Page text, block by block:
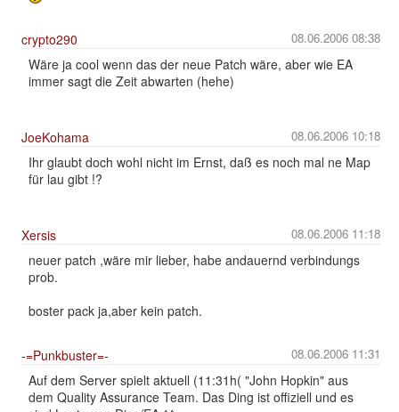
08.06.2006 08:38
crypto290
Wäre ja cool wenn das der neue Patch wäre, aber wie EA
immer sagt die Zeit abwarten (hehe)
08.06.2006 10:18
JoeKohama
Ihr glaubt doch wohl nicht im Ernst, daß es noch mal ne Map
für lau gibt !?
08.06.2006 11:18
Xersis
neuer patch ,wäre mir lieber, habe andauernd verbindungs
prob.
boster pack ja,aber kein patch.
08.06.2006 11:31
-=Punkbuster=-
Auf dem Server spielt aktuell (11:31h( "John Hopkin" aus
dem Quality Assurance Team. Das Ding ist offiziell und es